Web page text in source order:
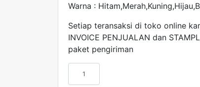
Warna :
Setiap teransaksi di toko online
INVOICE PENJUALAN dan
paket pengiriman
Kuantitas